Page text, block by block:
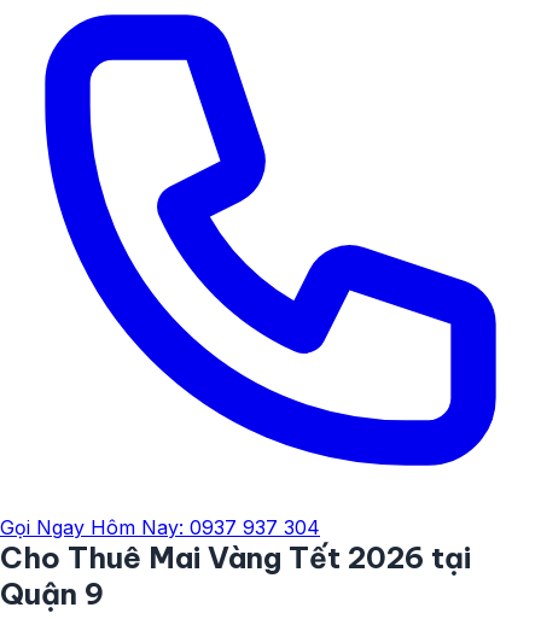
Gọi Ngay Hôm Nay: 0937 937 304
Cho Thuê Mai Vàng Tết 2026 tại
Quận 9